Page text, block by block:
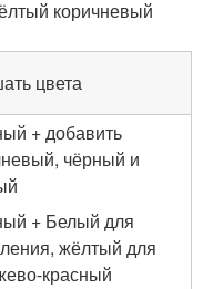
коричневый
цвета
+ добавить
чёрный и
+ Белый для
жёлтый для
красный